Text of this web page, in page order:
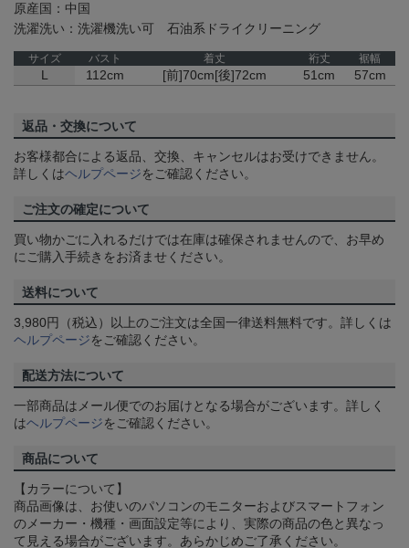
原産国：中国
洗濯洗い：洗濯機洗い可 石油系ドライクリーニング
サイズ バスト 着丈 裄丈 裾幅
L 112cm [前]70cm[後]72cm 51cm 57cm
返品・交換について
お客様都合による返品、交換、キャンセルはお受けできません。
詳しくはヘルプページをご確認ください。
ご注文の確定について
買い物かごに入れるだけでは在庫は確保されませんので、お早め
にご購入手続きをお済ませください。
送料について
3,980円（税込）以上のご注文は全国一律送料無料です。詳しくは
ヘルプページをご確認ください。
配送方法について
一部商品はメール便でのお届けとなる場合がございます。詳しく
はヘルプページをご確認ください。
商品について
【カラーについて】
商品画像は、お使いのパソコンのモニターおよびスマートフォン
のメーカー・機種・画面設定等により、実際の商品の色と異なっ
て見える場合がございます。あらかじめご了承ください。